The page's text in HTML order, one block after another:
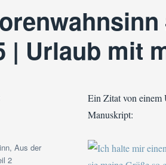
| Urlaub mit
Ein Zitat von einem
Manuskript:
,Aus der
2